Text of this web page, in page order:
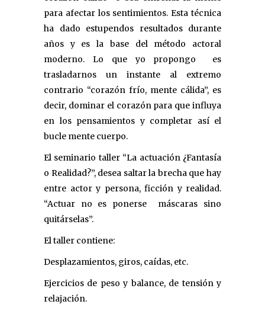
para afectar los sentimientos. Esta técnica
ha dado estupendos resultados durante
años y es la base del método actoral
moderno. Lo que yo propongo es
trasladarnos un instante al extremo
contrario “corazón frío, mente cálida”, es
decir, dominar el corazón para que influya
en los pensamientos y completar así el
bucle mente cuerpo.
El seminario taller “La actuación ¿Fantasía
o Realidad?”, desea saltar la brecha que hay
entre actor y persona, ficción y realidad.
“Actuar no es ponerse máscaras sino
quitárselas”.
El taller contiene:
Desplazamientos, giros, caídas, etc.
Ejercicios de peso y balance, de tensión y
relajación.